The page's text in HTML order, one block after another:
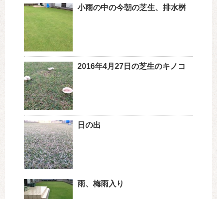
小雨の中の今朝の芝生、排水桝
2016年4月27日の芝生のキノコ
日の出
雨、梅雨入り